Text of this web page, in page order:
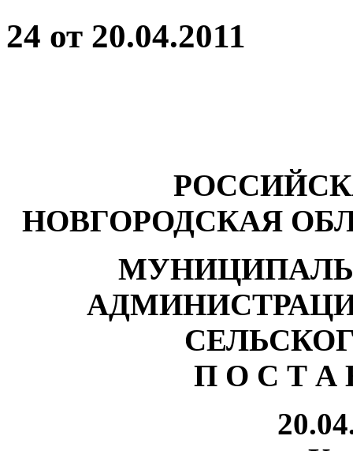
24 от 20.04.2011
НОВГОРОДСКАЯ
П О С Т А